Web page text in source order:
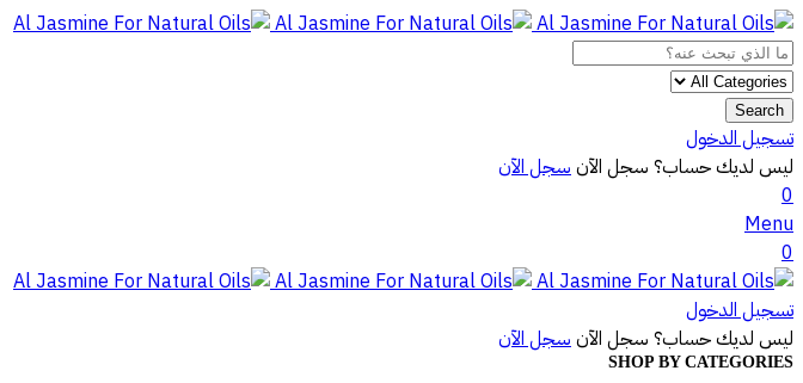
Search
تسجيل الدخول
ليس لديك حساب؟ سجل الآنسجل الآن
0
Menu
0
تسجيل الدخول
ليس لديك حساب؟ سجل الآنسجل الآن
SHOP BY CATEGORIES